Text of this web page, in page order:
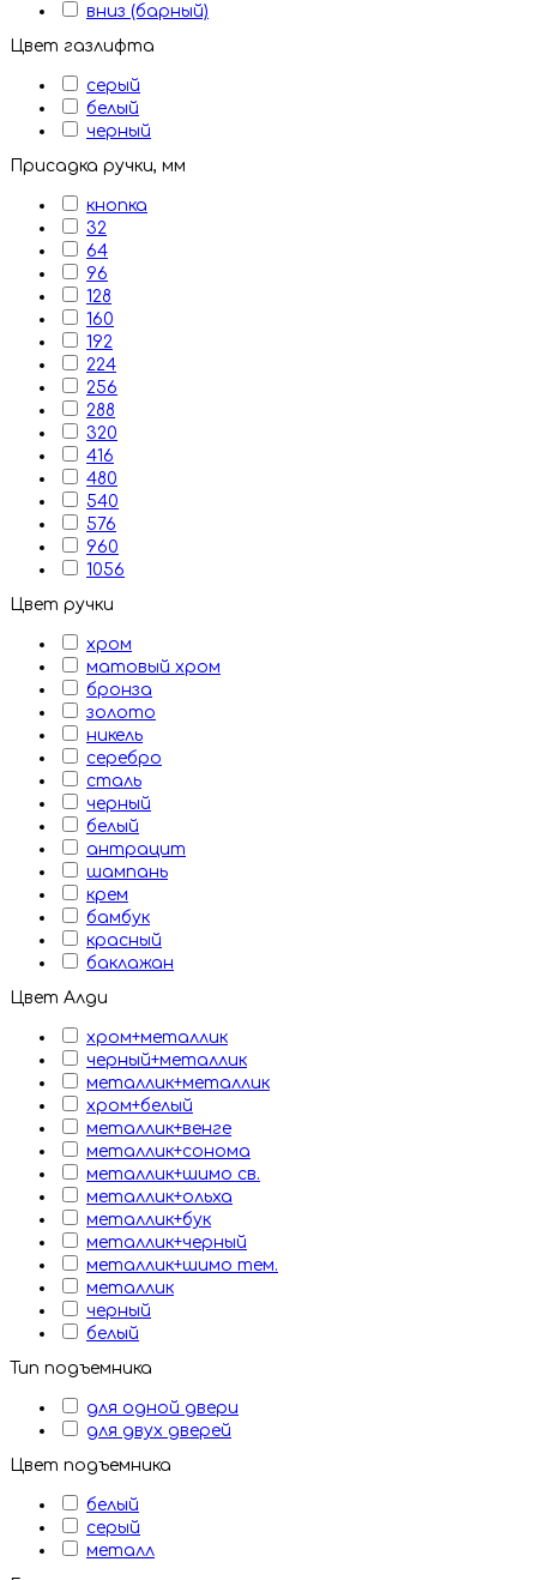
вниз (барный)
Цвет газлифта
серый
белый
черный
Присадка ручки, мм
кнопка
32
64
96
128
160
192
224
256
288
320
416
480
540
576
960
1056
Цвет ручки
хром
матовый хром
бронза
золото
никель
серебро
сталь
черный
белый
антрацит
шампань
крем
бамбук
красный
баклажан
Цвет Алди
хром+металлик
черный+металлик
металлик+металлик
хром+белый
металлик+венге
металлик+сонома
металлик+шимо св.
металлик+ольха
металлик+бук
металлик+черный
металлик+шимо тем.
металлик
черный
белый
Тип подъемника
для одной двери
для двух дверей
Цвет подъемника
белый
серый
металл